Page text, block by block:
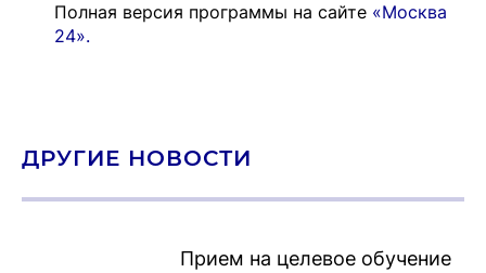
Полная версия программы на сайте «Москва
24».
ДРУГИЕ НОВОСТИ
Прием на целевое обучение